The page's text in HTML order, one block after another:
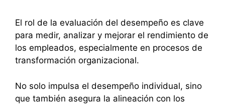
El rol de la evaluación del desempeño es clave
para medir, analizar y mejorar el rendimiento de
los empleados, especialmente en procesos de
transformación organizacional.
No solo impulsa el desempeño individual, sino
que también asegura la alineación con los